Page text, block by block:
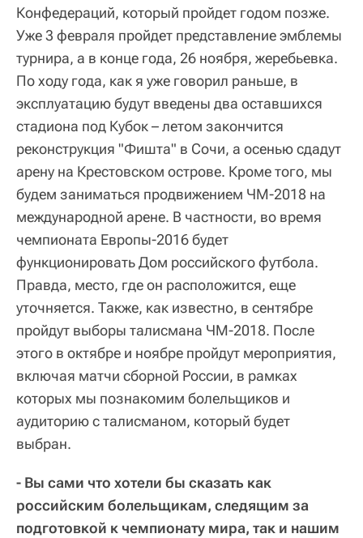
Конфедераций, который пройдет годом позже.
Уже 3 февраля пройдет представление эмблемы
турнира, а в конце года, 26 ноября, жеребьевка.
По ходу года, как я уже говорил раньше, в
эксплуатацию будут введены два оставшихся
стадиона под Кубок – летом закончится
реконструкция "Фишта" в Сочи, а осенью сдадут
арену на Крестовском острове. Кроме того, мы
будем заниматься продвижением ЧМ-2018 на
международной арене. В частности, во время
чемпионата Европы-2016 будет
функционировать Дом российского футбола.
Правда, место, где он расположится, еще
уточняется. Также, как известно, в сентябре
пройдут выборы талисмана ЧМ-2018. После
этого в октябре и ноябре пройдут мероприятия,
включая матчи сборной России, в рамках
которых мы познакомим болельщиков и
аудиторию с талисманом, который будет
выбран.
- Вы сами что хотели бы сказать как
российским болельщикам, следящим за
подготовкой к чемпионату мира, так и нашим